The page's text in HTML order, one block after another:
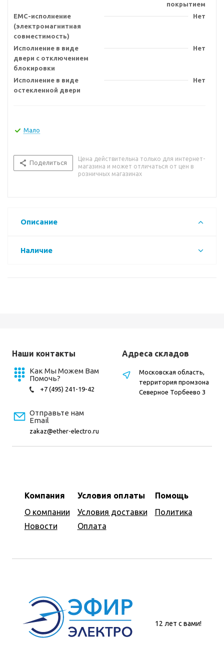
покрытием
EMC-исполнение
(электромагнитная
совместимость)
Нет
Исполнение в виде
двери с отключением
блокировки
Нет
Исполнение в виде
остекленной двери
Нет
Мало
Поделиться
Цена действительна только для интернет-
магазина и может отличаться от цен в
розничных магазинах
Описание
Наличие
Наши контакты
Как Мы Можем Вам
Помочь?
+7 (495) 241-19-42
Отправьте нам
Email
zakaz@ether-electro.ru
Компания
О компании
Новости
Условия оплаты
Условия доставки
Оплата
Помощь
Политика
Адреса складов
Московская область,
территория промзона
Северное Торбеево 3
12 лет с вами!